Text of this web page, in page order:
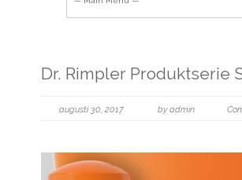
Dr. Rimpler Produktserie
augusti 30, 2017 by admin